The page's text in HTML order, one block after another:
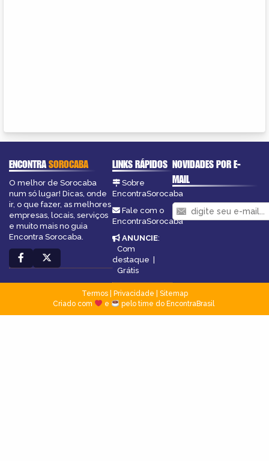
ENCONTRASOROCABA
O melhor de Sorocaba
num só lugar! Dicas, onde
ir, o que fazer, as melhores
empresas, locais, serviços
e muito mais no guia
Encontra Sorocaba.
LINKS RÁPIDOS
Sobre
EncontraSorocaba
Fale com o
EncontraSorocaba
ANUNCIE:
Com
destaque |
Grátis
NOVIDADES POR E-
MAIL
Termos| Privacidade
Sitemap
Criado com
e pelo time do EncontraBrasil